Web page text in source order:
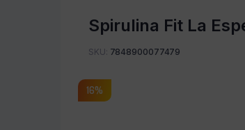
Spirulina Fit La
SKU: 7848900077479
16%